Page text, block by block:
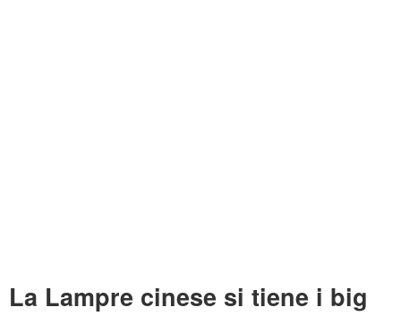
La Lampre cinese si tiene i big